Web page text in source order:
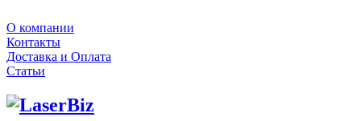
О компании
Контакты
Доставка и Оплата
Статьи